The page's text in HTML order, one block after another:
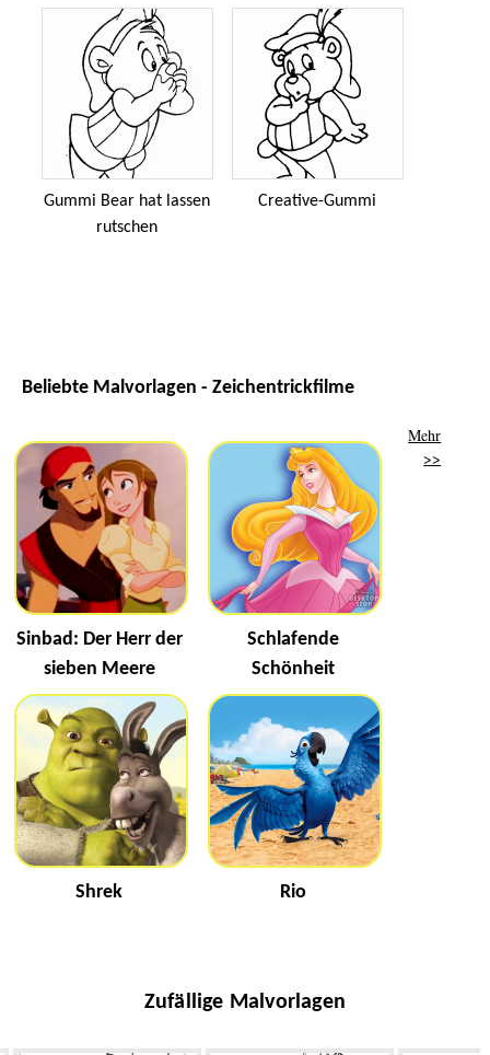
Gummi Bear hat lassen
rutschen
Creative-Gummi
Beliebte Malvorlagen - Zeichentrickfilme
Sinbad: Der Herr der
sieben Meere
Schlafende
Schönheit
Shrek Rio
Mehr
>>
Zufällige Malvorlagen